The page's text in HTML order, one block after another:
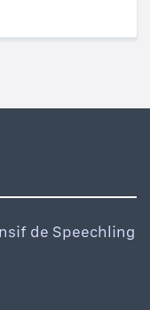
de Speechling